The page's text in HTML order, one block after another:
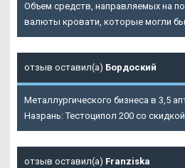
Объем средств, направляемых на
валюты кровати, которые могли
отзыв оставил(а) Бордоский
Металлургического бизнеса в 3,5
Назрань: Тестоципол 200 со
отзыв оставил(а) Franziska